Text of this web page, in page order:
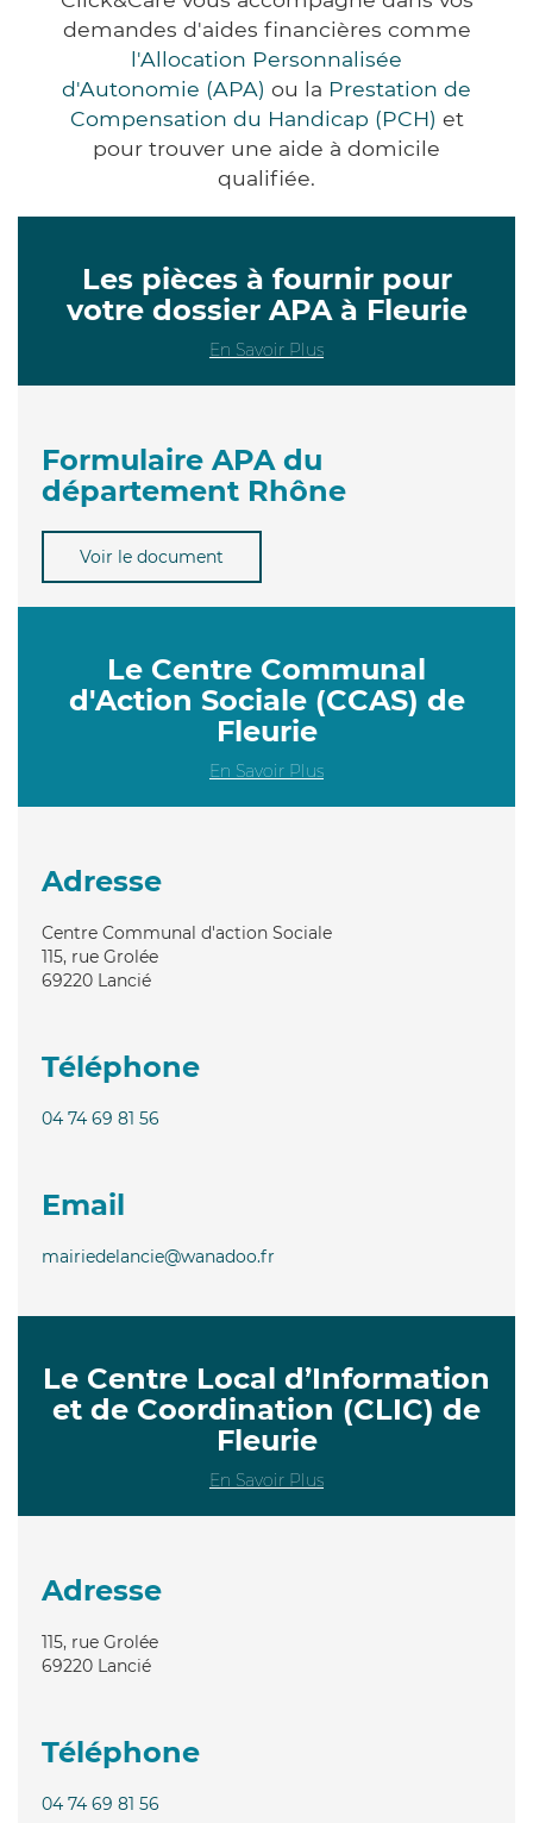
demandes d'aides financières comme
l'Allocation Personnalisée
d'Autonomie (APA) ou la Prestation de
Compensation du Handicap (PCH) et
pour trouver une aide à domicile
qualifiée.
Les pièces à fournir pour
votre dossier APA à Fleurie
En Savoir Plus
Formulaire APA du
département Rhône
Voir le document
Le Centre Communal
d'Action Sociale (CCAS) de
Fleurie
En Savoir Plus
Adresse
Centre Communal d'action Sociale
115, rue Grolée
69220 Lancié
Téléphone
04 74 69 81 56
Email
mairiedelancie@wanadoo.fr
Le Centre Local d’Information
et de Coordination (CLIC) de
Fleurie
En Savoir Plus
Adresse
115, rue Grolée
69220 Lancié
Téléphone
04 74 69 81 56